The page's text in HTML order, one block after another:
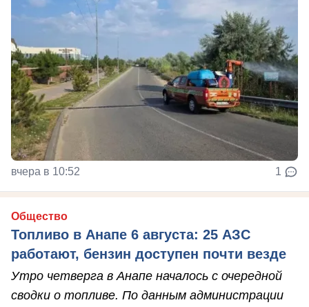
вчера в 10:52 1
Общество
Топливо в Анапе 6 августа: 25 АЗС
работают, бензин доступен почти везде
Утро четверга в Анапе началось с очередной
сводки о топливе. По данным администрации